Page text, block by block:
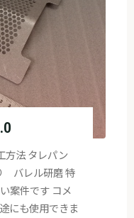
方法 タレパン
バレル研磨 特
案件です コメ
にも使用できま